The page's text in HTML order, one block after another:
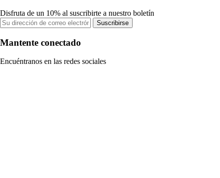
Disfruta de un 10% al suscribirte a nuestro boletín
Suscribirse
Mantente conectado
Encuéntranos en las redes sociales